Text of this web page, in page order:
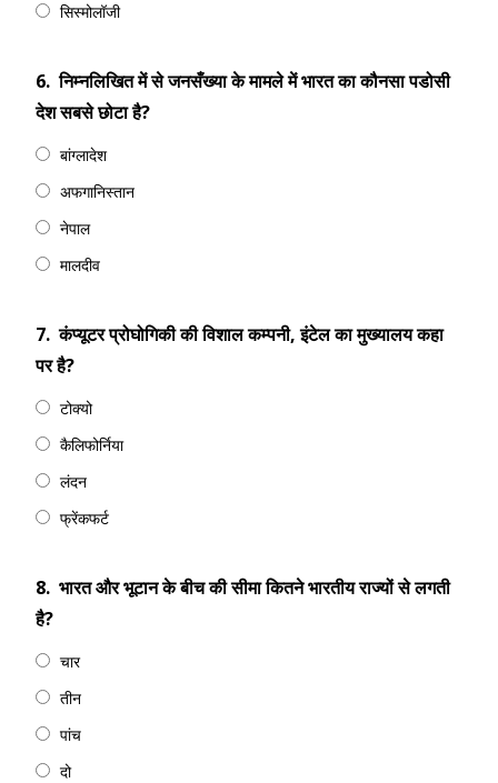
सिस्मोलॉजी
6. निम्नलिखित में से जनसँख्या के मामले में भारत का कौनसा पडोसी
देश सबसे छोटा है?
बांग्लादेश
अफगानिस्तान
नेपाल
मालदीव
7. कंप्यूटर प्रोघोगिकी की विशाल कम्पनी, इंटेल का मुख्यालय कहा
पर है?
टोक्यो
कैलिफोर्निया
लंदन
फ्रेंकफर्ट
8. भारत और भूटान के बीच की सीमा कितने भारतीय राज्यों से लगती
है?
चार
तीन
पांच
दो